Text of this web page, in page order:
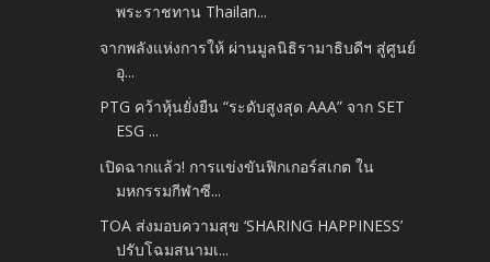
พระราชทาน Thailan...
จากพลังแห่งการให้ ผ่านมูลนิธิรามาธิบดีฯ สู่ศูนย์
อุ...
PTG คว้าหุ้นยั่งยืน “ระดับสูงสุด AAA” จาก SET
ESG ...
เปิดฉากแล้ว! การแข่งขันฟิกเกอร์สเกต ใน
มหกรรมกีฬาซี...
TOA ส่งมอบความสุข ‘SHARING HAPPINESS’
ปรับโฉมสนามเ...